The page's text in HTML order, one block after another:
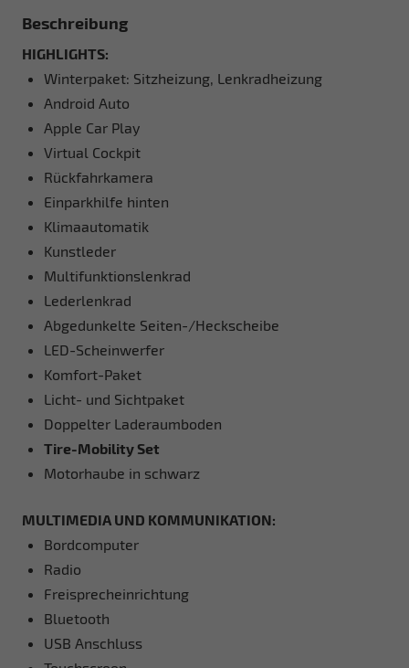
Beschreibung
HIGHLIGHTS:
Winterpaket: Sitzheizung, Lenkradheizung
Android Auto
Apple Car Play
Virtual Cockpit
Rückfahrkamera
Einparkhilfe hinten
Klimaautomatik
Kunstleder
Multifunktionslenkrad
Lederlenkrad
Abgedunkelte Seiten-/Heckscheibe
LED-Scheinwerfer
Komfort-Paket
Licht- und Sichtpaket
Doppelter Laderaumboden
Tire-Mobility Set
Motorhaube in schwarz
MULTIMEDIA UND KOMMUNIKATION:
Bordcomputer
Radio
Freisprecheinrichtung
Bluetooth
USB Anschluss